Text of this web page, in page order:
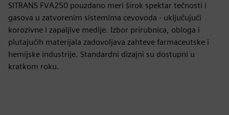
SITRANS FVA250 pouzdano meri širok spektar tečnosti i
gasova u zatvorenim sistemima cevovoda - uključujući
korozivne i zapaljive medije. Izbor prirubnica, obloga i
plutajućih materijala zadovoljava zahteve farmaceutske i
hemijske industrije. Standardni dizajni su dostupni u
kratkom roku.